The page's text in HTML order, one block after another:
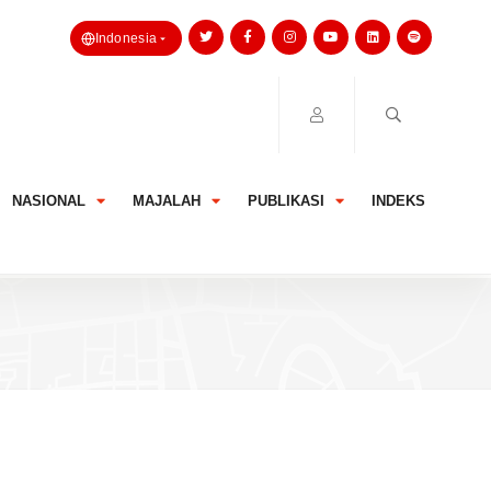
Indonesia
NASIONAL MAJALAH PUBLIKASI INDEKS